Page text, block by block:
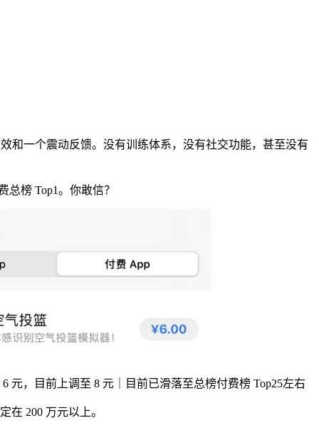
和一个震动反馈。没有训练体系，没有社交功能，甚至没有
榜 Top1。你敢信？
元，目前上调 至 8 元｜目前已滑落至总榜付费榜 Top25左右
在 200 万元以上。